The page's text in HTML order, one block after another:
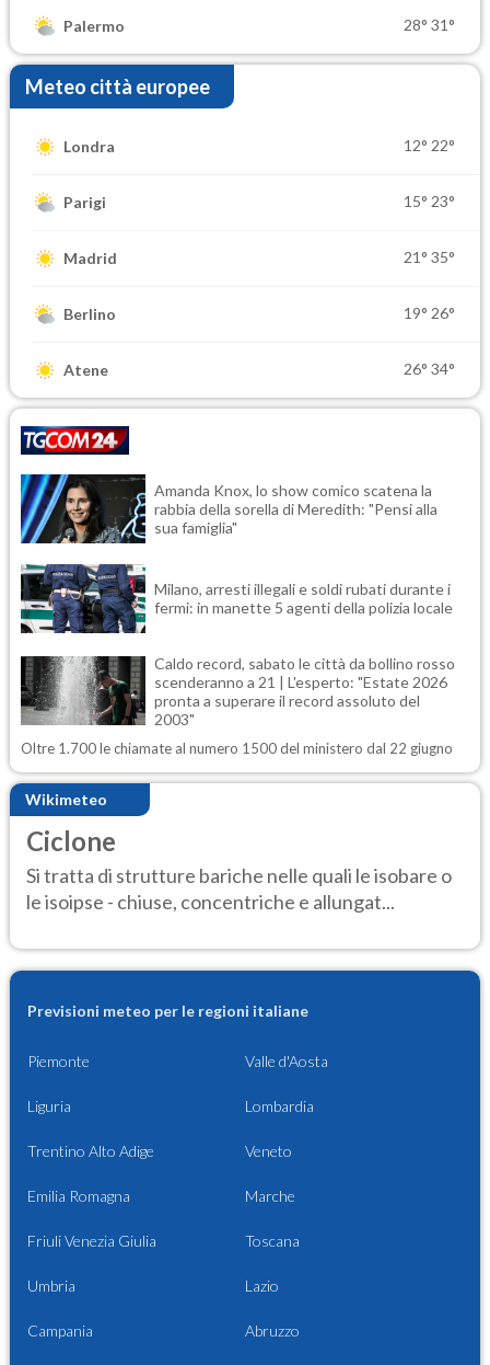
Palermo 28° 31°
Meteo città europee
Londra 12° 22°
Parigi 15° 23°
Madrid 21° 35°
Berlino 19° 26°
Atene 26° 34°
Amanda Knox, lo show comico scatena la
rabbia della sorella di Meredith: "Pensi alla
sua famiglia"
Milano, arresti illegali e soldi rubati durante i
fermi: in manette 5 agenti della polizia locale
Caldo record, sabato le città da bollino rosso
scenderanno a 21 | L'esperto: "Estate 2026
pronta a superare il record assoluto del
2003"
Oltre 1.700 le chiamate al numero 1500 del ministero dal 22 giugno
Wikimeteo
Ciclone
Si tratta di strutture bariche nelle quali le isobare o
le isoipse - chiuse, concentriche e allungat...
Previsioni meteo per le regioni italiane
Piemonte Valle d'Aosta
Liguria Lombardia
Trentino Alto Adige Veneto
Emilia Romagna Marche
Friuli Venezia Giulia Toscana
Umbria Lazio
Campania Abruzzo